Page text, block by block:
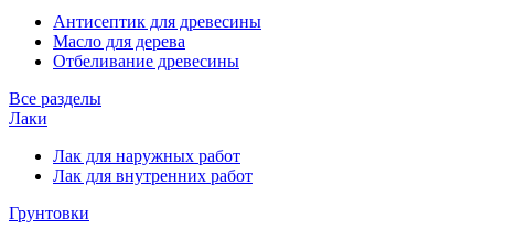
Антисептик для древесины
Масло для дерева
Отбеливание древесины
Все разделы
Лаки
Лак для наружных работ
Лак для внутренних работ
Грунтовки